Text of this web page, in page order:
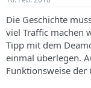
Die Geschichte
viel Traffic machen
Tipp mit dem
einmal überlegen.
Funktionsweise der